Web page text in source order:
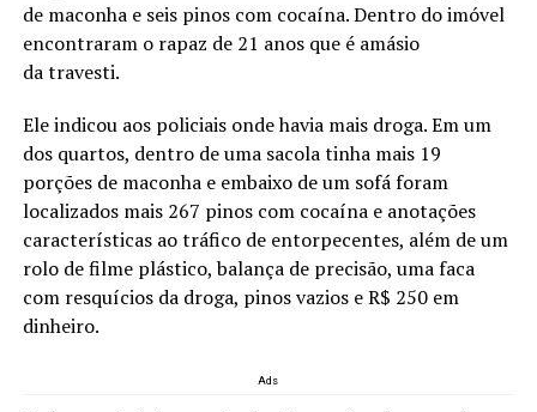
de maconha e seis pinos com cocaína. Dentro do imóvel
encontraram o rapaz de 21 anos que é amásio
da travesti.
Ele indicou aos policiais onde havia mais droga. Em um
dos quartos, dentro de uma sacola tinha mais 19
porções de maconha e embaixo de um sofá foram
localizados mais 267 pinos com cocaína e anotações
características ao tráfico de entorpecentes, além de um
rolo de filme plástico, balança de precisão, uma faca
com resquícios da droga, pinos vazios e R$ 250 em
dinheiro.
Ads